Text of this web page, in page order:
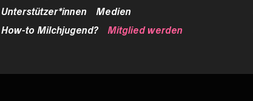
Unterstützer*innen
Medien
How-to Milchjugend?
Mitglied werden